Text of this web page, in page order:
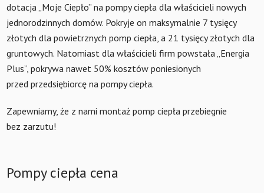
dotacja „Moje Ciepło” na pompy ciepła dla właścicieli nowych
jednorodzinnych domów. Pokryje on maksymalnie 7 tysięcy
złotych dla powietrznych pomp ciepła, a 21 tysięcy złotych dla
gruntowych. Natomiast dla właścicieli firm powstała „Energia
Plus”, pokrywa nawet 50% kosztów poniesionych
przed przedsiębiorcę na pompy ciepła.
Zapewniamy, że z nami montaż pomp ciepła przebiegnie
bez zarzutu!
Pompy ciepła cena